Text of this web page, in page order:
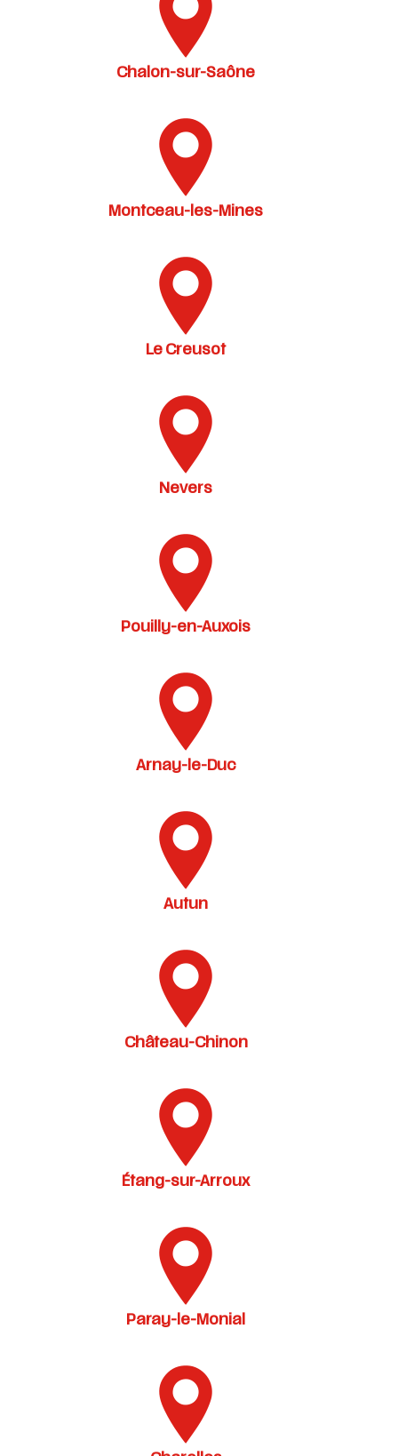
Chalon-sur-Saône
Montceau-les-Mines
Le Creusot
Nevers
Pouilly-en-Auxois
Arnay-le-Duc
Autun
Château-Chinon
Étang-sur-Arroux
Paray-le-Monial